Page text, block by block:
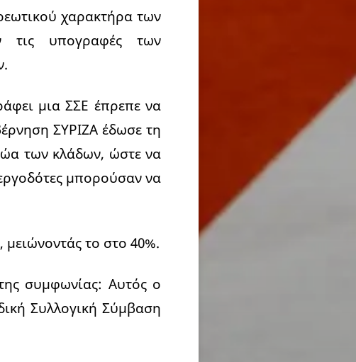
χαρακτήρα των
τις υπογραφές των
μια ΣΣΕ έπρεπε να
ΣΥΡΙΖΑ έδωσε τη
των κλάδων, ώστε να
μπορούσαν να
το στο 40%.
συμφωνίας: Αυτός ο
Συλλογική Σύμβαση